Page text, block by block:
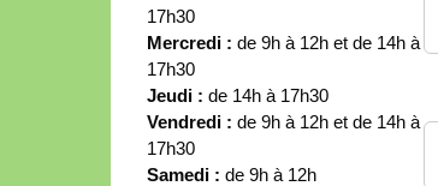
17h30
Mercredi : de 9h à 12h et de 14h à
17h30
Jeudi : de 14h à 17h30
Vendredi : de 9h à 12h et de 14h à
17h30
Samedi : de 9h à 12h